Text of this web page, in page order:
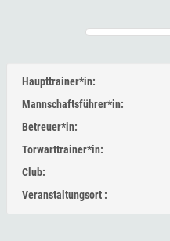
Haupttrainer*in:
Mannschaftsführer*in:
Betreuer*in:
Torwarttrainer*in:
Club:
Veranstaltungsort :